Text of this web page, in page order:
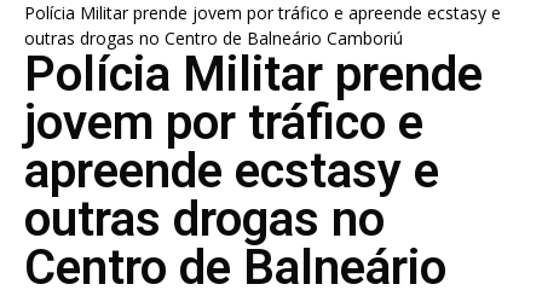
Polícia Militar prende jovem por tráfico e apreende ecstasy e
outras drogas no Centro de Balneário Camboriú
Polícia Militar prende
jovem por tráfico e
apreende ecstasy e
outras drogas no
Centro de Balneário